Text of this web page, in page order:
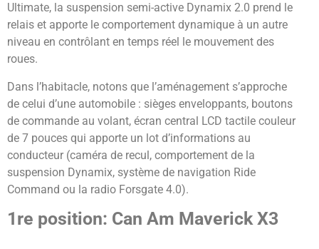
Ultimate, la suspension semi-active Dynamix 2.0 prend le
relais et apporte le comportement dynamique à un autre
niveau en contrôlant en temps réel le mouvement des
roues.
Dans l’habitacle, notons que l’aménagement s’approche
de celui d’une automobile : sièges enveloppants, boutons
de commande au volant, écran central LCD tactile couleur
de 7 pouces qui apporte un lot d’informations au
conducteur (caméra de recul, comportement de la
suspension Dynamix, système de navigation Ride
Command ou la radio Forsgate 4.0).
1re position: Can Am Maverick X3